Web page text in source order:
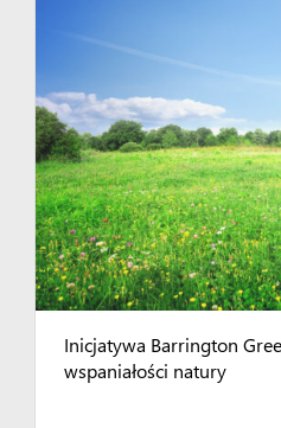
Inicjatywa Barrington
wspaniałości natury